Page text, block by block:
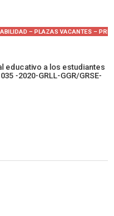
– PLAZAS VACANTES –
educativo a los estudiantes
-2020-GRLL-GGR/GRSE-